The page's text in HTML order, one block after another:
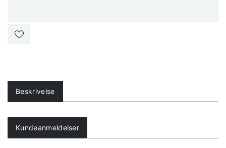
Beskrivelse
Kundeanmeldelser